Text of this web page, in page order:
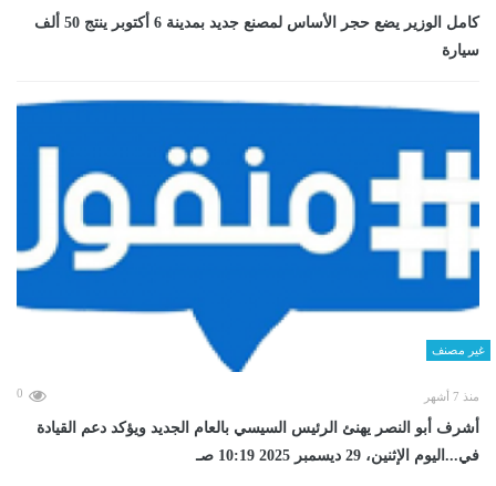
كامل الوزير يضع حجر الأساس لمصنع جديد بمدينة 6 أكتوبر ينتج 50 ألف
سيارة
غير مصنف
منذ 7 أشهر 0
أشرف أبو النصر يهنئ الرئيس السيسي بالعام الجديد ويؤكد دعم القيادة
في...اليوم الإثنين، 29 ديسمبر 2025 10:19 صـ